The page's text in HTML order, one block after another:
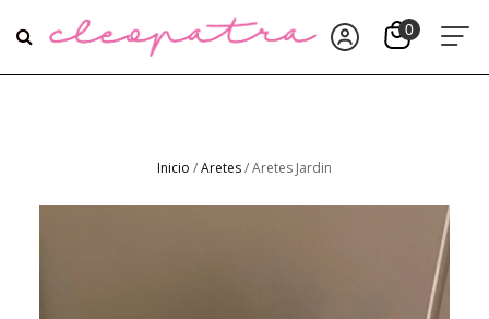
Inicio /Aretes/ Aretes Jardin